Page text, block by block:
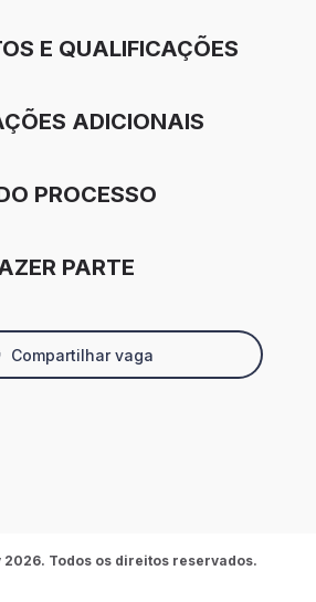
E QUALIFICAÇÕES
ADICIONAIS
PROCESSO
PARTE
Compartilhar vaga
2026. Todos os direitos reservados.